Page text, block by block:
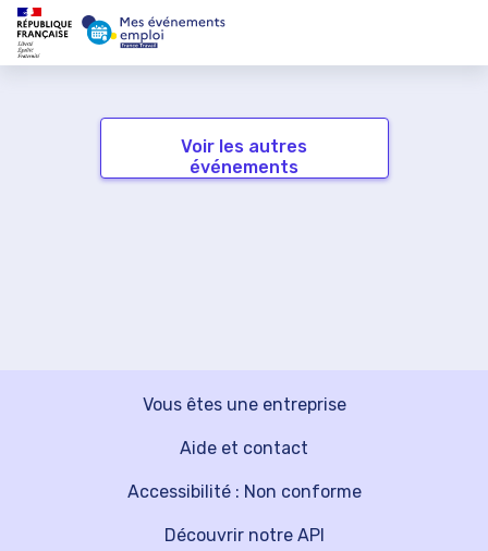
Voir les autres
événements
Vous êtes une entreprise
Découvrir notre API
Aide et contact
Accessibilité : Non conforme